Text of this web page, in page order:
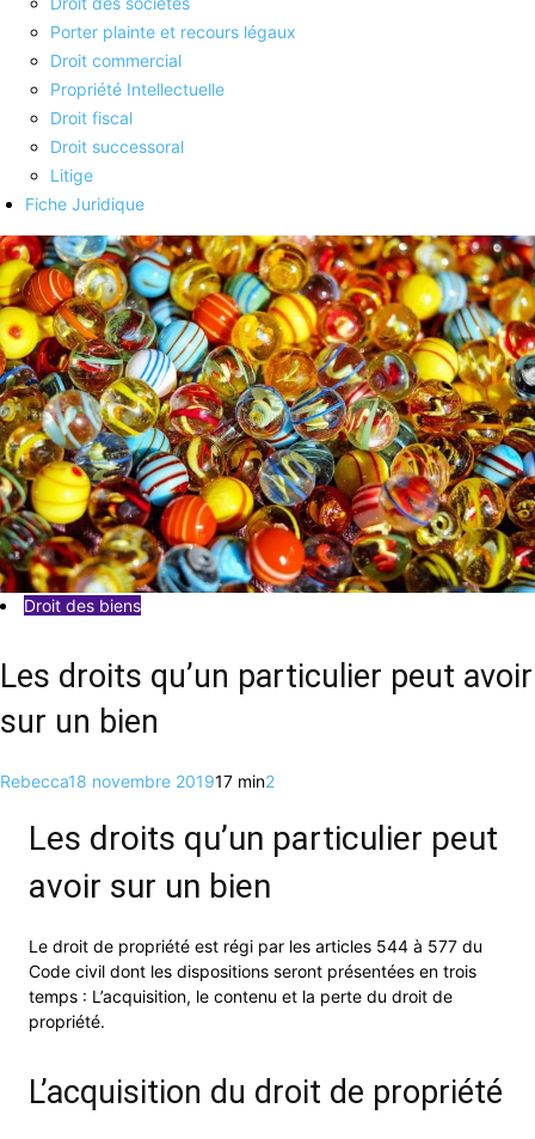
Porter plainte et recours légaux
Droit commercial
Propriété Intellectuelle
Droit fiscal
Droit successoral
Litige
Fiche Juridique
Droit des biens
Les droits qu’un particulier peut avoir
sur un bien
Rebecca18 novembre 201917 min2
Les droits qu’un particulier peut
avoir sur un bien
Le droit de propriété est régi par les articles 544 à 577 du
Code civil dont les dispositions seront présentées en trois
temps : L’acquisition, le contenu et la perte du droit de
propriété.
L’acquisition du droit de propriété